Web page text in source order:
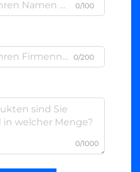
0/100
0/200
0/1000